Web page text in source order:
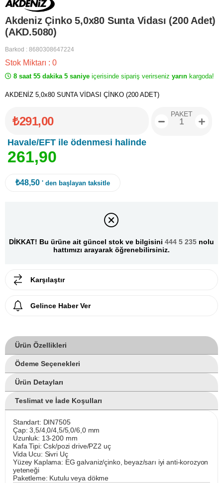
Akdeniz Çinko 5,0x80 Sunta Vidası (200 Adet)
(AKD.5080)
Barkod : 8680308647224
Stok Miktarı : 0
8 saat 55 dakika 5 saniye içerisinde sipariş verirseniz yarın kargoda!
AKDENİZ 5,0x80 SUNTA VİDASI ÇİNKO (200 ADET)
₺291,00
Havale/EFT ile ödenmesi halinde
261,90
PAKET
₺48,50 ' den başlayan taksitle
DİKKAT! Bu ürüne ait güncel stok ve bilgisini 444 5 235 nolu
hattımızı arayarak öğrenebilirsiniz.
Karşılaştır
Gelince Haber Ver
Ürün Özellikleri
Ödeme Seçenekleri
Ürün Detayları
Teslimat ve İade Koşulları
Standart: DIN7505
Çap: 3,5/4,0/4,5/5,0/6,0 mm
Uzunluk: 13-200 mm
Kafa Tipi: Csk/pozi drive/PZ2 uç
Vida Ucu: Sivri Uç
Yüzey Kaplama: EG galvaniz/çinko, beyaz/sarı iyi anti-korozyon
yeteneği
Paketleme: Kutulu veya dökme